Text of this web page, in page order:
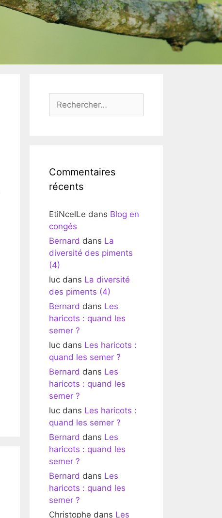
Commentaires
récents
EtiNcelLe dans Blog en
congés
Bernard dans La
diversité des piments
(4)
luc dans La diversité
des piments (4)
Bernard dans Les
haricots : quand les
semer ?
luc dans Les haricots :
quand les semer ?
Bernard dans Les
haricots : quand les
semer ?
luc dans Les haricots :
quand les semer ?
Bernard dans Les
haricots : quand les
semer ?
Bernard dans Les
haricots : quand les
semer ?
Christophe dans Les